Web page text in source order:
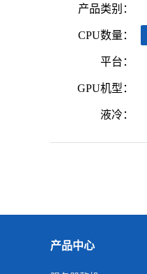
产品类别：
CPU数量：
平台：
GPU机型：
液冷：
产品中心